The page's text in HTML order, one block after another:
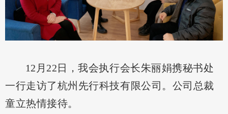
12月22日，我会执行会长朱丽娟携秘书处
一行走访了杭州先行科技有限公司。公司总裁
童立热情接待。